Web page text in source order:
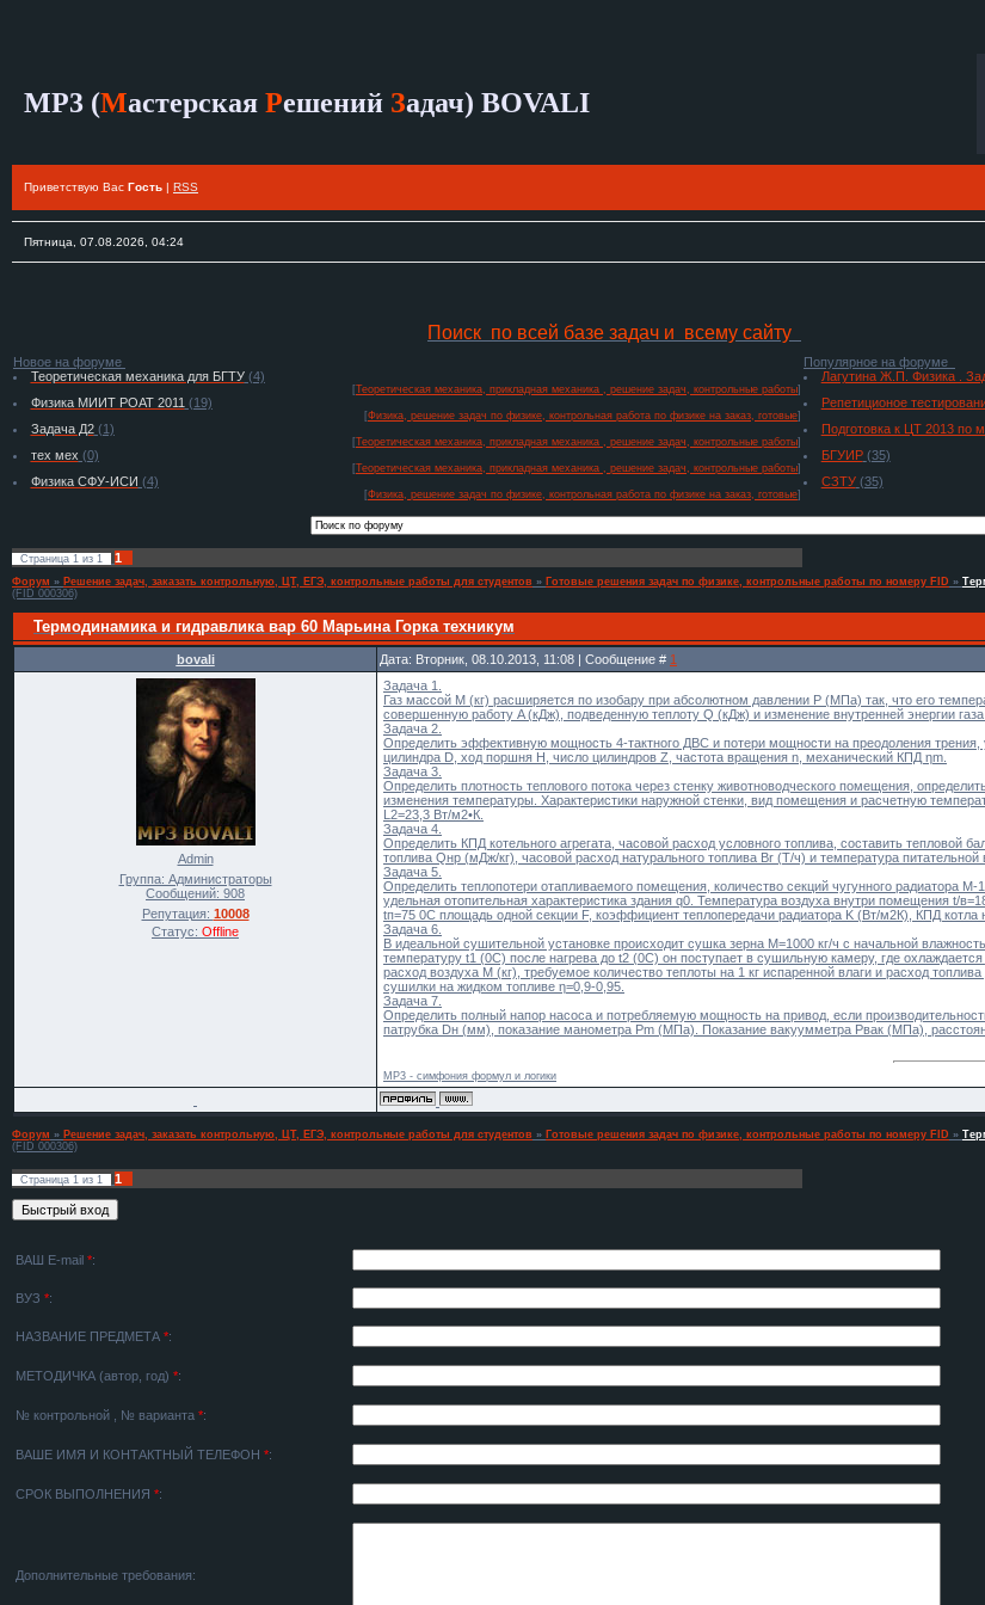
MP3 (Мастерская Решений Задач) BOVALI
Приветствую Вас Гость | RSS
Пятница, 07.08.2026, 04:24
Поиск по всей базе задач и всему сайту
Новое на форуме
Теоретическая механика для БГТУ(4)
[Теоретическая механика, прикладная механика , решение задач, контрольные работы]
Физика МИИТ РОАТ 2011 (19)
[Физика, решение задач по физике, контрольная работа по физике на заказ, готовые]
Задача Д2(1)
[Теоретическая механика, прикладная механика , решение задач, контрольные работы]
тех мех (0)
[Теоретическая механика, прикладная механика , решение задач, контрольные работы]
Физика СФУ-ИСИ (4)
[Физика, решение задач по физике, контрольная работа по физике на заказ, готовые]
Популярное на форуме
Лагутина Ж.П. Физика .
Репетиционое
Подготовка к ЦТ 2013 по
БГУИР (35)
СЗТУ (35)
Страница 1 из 1 1
Форум » Решение задач, заказать контрольную, ЦТ, ЕГЭ, контрольные работы для студентов » Готовые решения задач по физике, контрольные работы по номеру FID »
(FID 000306)
Термодинамика и гидравлика вар 60 Марьина Горка техникум
bovali Дата: Вторник, 08.10.2013, 11:08 | Сообщение # 1
Admin
Группа: Администраторы
Сообщений: 908
Репутация: 10008
Статус: Offline
Задача 1.
Газ массой М (кг) расширяется по изобару при абсолютном давлении P (МПа) так, что его
совершенную работу A (кДж), подведенную теплоту Q (кДж) и изменение внутренней энергии
Задача 2.
Определить эффективную мощность 4-тактного ДВС и потери мощности на преодоления
цилиндра D, ход поршня H, число цилиндров Z, частота вращения n, механический КПД ηm.
Задача 3.
Определить плотность теплового потока через стенку животноводческого помещения,
изменения температуры. Характеристики наружной стенки, вид помещения и расчетную
L2=23,3 Вт/м2•К.
Задача 4.
Определить КПД котельного агрегата, часовой расход условного топлива, составить
топлива Qнр (мДж/кг), часовой расход натурального топлива Br (Т/ч) и температура питательной
Задача 5.
Определить теплопотери отапливаемого помещения, количество секций чугунного радиатора
удельная отопительная характеристика здания q0. Температура воздуха внутри помещения t/
tп=75 0С площадь одной секции F, коэффициент теплопередачи радиатора K (Вт/м2К), КПД котла
Задача 6.
В идеальной сушительной установке происходит сушка зерна M=1000 кг/ч с начальной
температуру t1 (0C) после нагрева до t2 (0C) он поступает в сушильную камеру, где
расход воздуха М (кг), требуемое количество теплоты на 1 кг испаренной влаги и расход
сушилки на жидком топливе η=0,9-0,95.
Задача 7.
Определить полный напор насоса и потребляемую мощность на привод, если
патрубка Dн (мм), показание манометра Pm (МПа). Показание вакуумметра Pвак (МПа),
MP3 - симфония формул и логики
Форум » Решение задач, заказать контрольную, ЦТ, ЕГЭ, контрольные работы для студентов » Готовые решения задач по физике, контрольные работы по номеру FID »
(FID 000306)
Страница 1 из 1
1
ВАШ E-mail *:
ВУЗ *:
НАЗВАНИЕ ПРЕДМЕТА *:
МЕТОДИЧКА (автор, год) *:
№ контрольной , № варианта *:
ВАШЕ ИМЯ И КОНТАКТНЫЙ ТЕЛЕФОН *:
СРОК ВЫПОЛНЕНИЯ *:
Дополнительные требования: